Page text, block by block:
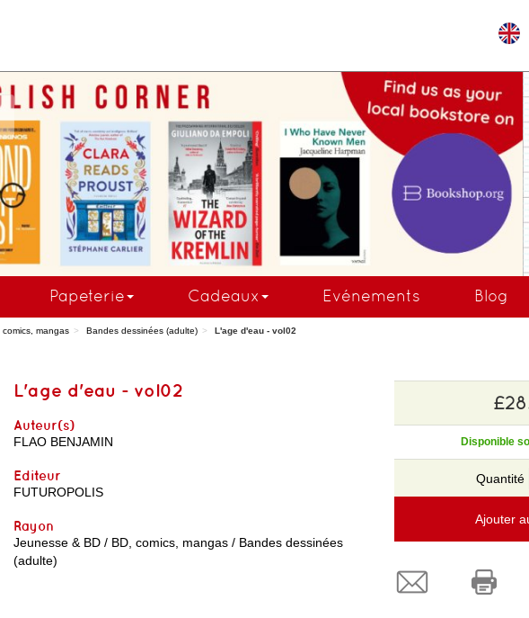
COMMANDEZ MAINTENANT !
Papeterie Cadeaux Evénements Blog
comics, mangas Bandes dessinées (adulte) L'age d'eau - vol02
L'age d'eau - vol02
Auteur(s)
FLAO BENJAMIN
Editeur
FUTUROPOLIS
Rayon
Jeunesse & BD / BD, comics, mangas / Bandes dessinées
(adulte)
Disponible
Quantité
Ajouter